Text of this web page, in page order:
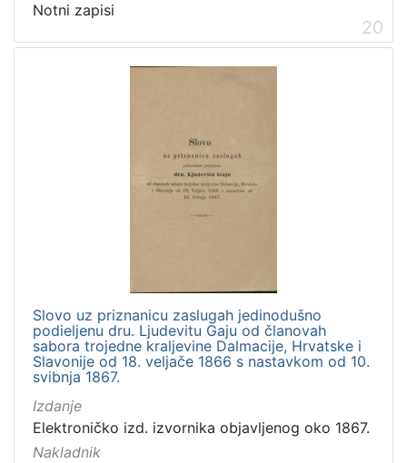
Notni zapisi
20
Slovo uz priznanicu zaslugah jedinodušno
podieljenu dru. Ljudevitu Gaju od članovah
sabora trojedne kraljevine Dalmacije, Hrvatske i
Slavonije od 18. veljače 1866 s nastavkom od 10.
svibnja 1867.
Izdanje
Elektroničko izd. izvornika objavljenog oko 1867.
Nakladnik